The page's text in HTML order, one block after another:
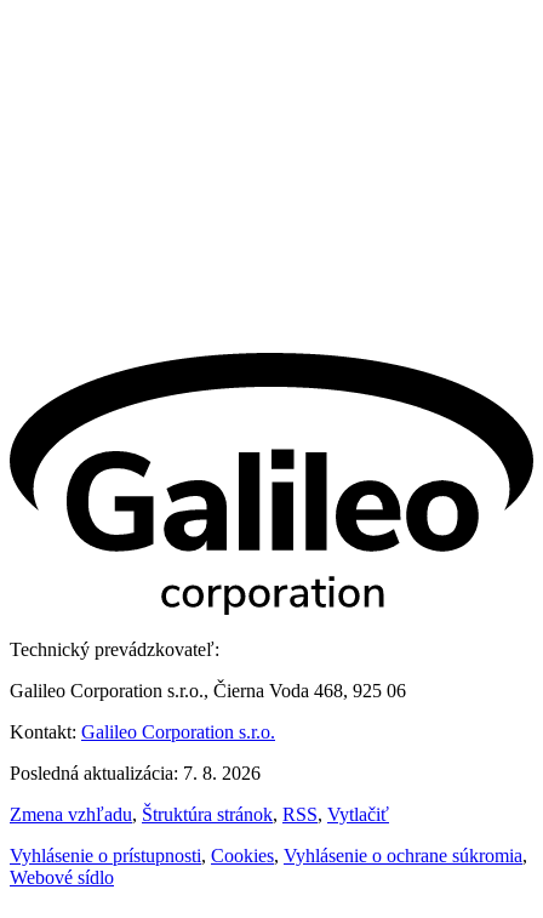
Technický prevádzkovateľ:
Galileo Corporation s.r.o., Čierna Voda 468, 925 06
Kontakt: Galileo Corporation s.r.o.
Posledná aktualizácia: 7. 8. 2026
Zmena vzhľadu, Štruktúra stránok, RSS, Vytlačiť
Vyhlásenie o prístupnosti, Cookies, Vyhlásenie o ochrane súkromia,
Webové sídlo